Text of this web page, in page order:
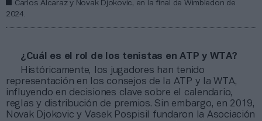
Carlos Alcaraz y Novak Djokovic, en la final de Wimbledon de
2024.
¿Cuál es el rol de los tenistas en ATP y WTA?
Históricamente, los jugadores han tenido
representación en los consejos de la ATP y la WTA,
influyendo en decisiones clave sobre el calendario,
reglas y distribución de premios. Sin embargo, en 2019,
Novak Djokovic y Vasek Pospisil fundaron la Asociación